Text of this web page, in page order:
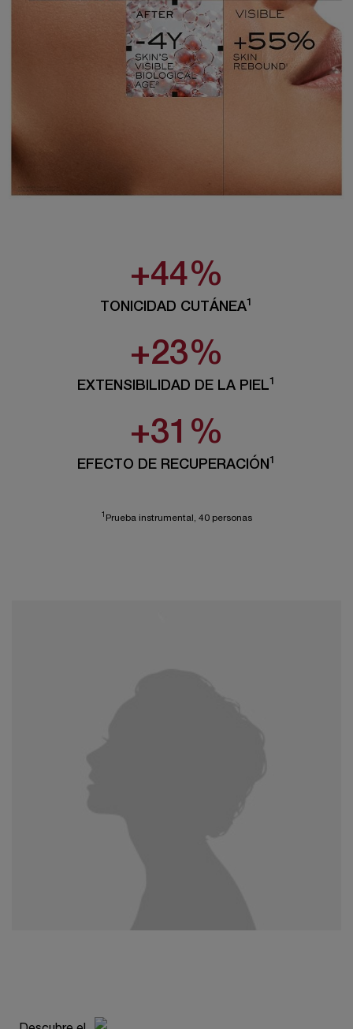
+44%
TONICIDAD CUTÁNEA1
+23%
EXTENSIBILIDAD DE LA PIEL1
+31%
EFECTO DE RECUPERACIÓN 1
Prueba instrumental, 40 personas